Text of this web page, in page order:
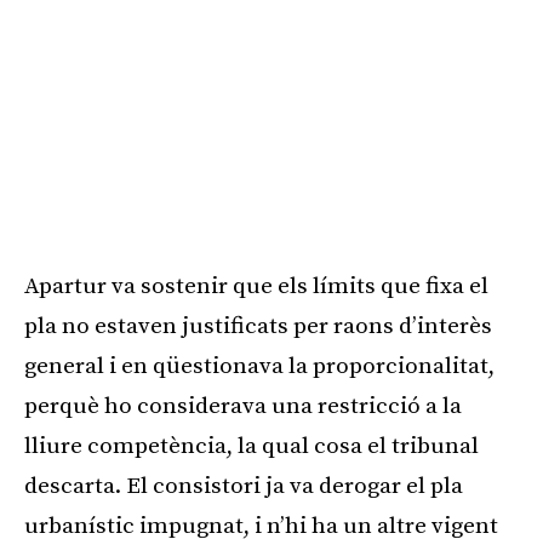
Apartur va sostenir que els límits que fixa el
pla no estaven justificats per raons d’interès
general i en qüestionava la proporcionalitat,
perquè ho considerava una restricció a la
lliure competència, la qual cosa el tribunal
descarta. El consistori ja va derogar el pla
urbanístic impugnat, i n’hi ha un altre vigent